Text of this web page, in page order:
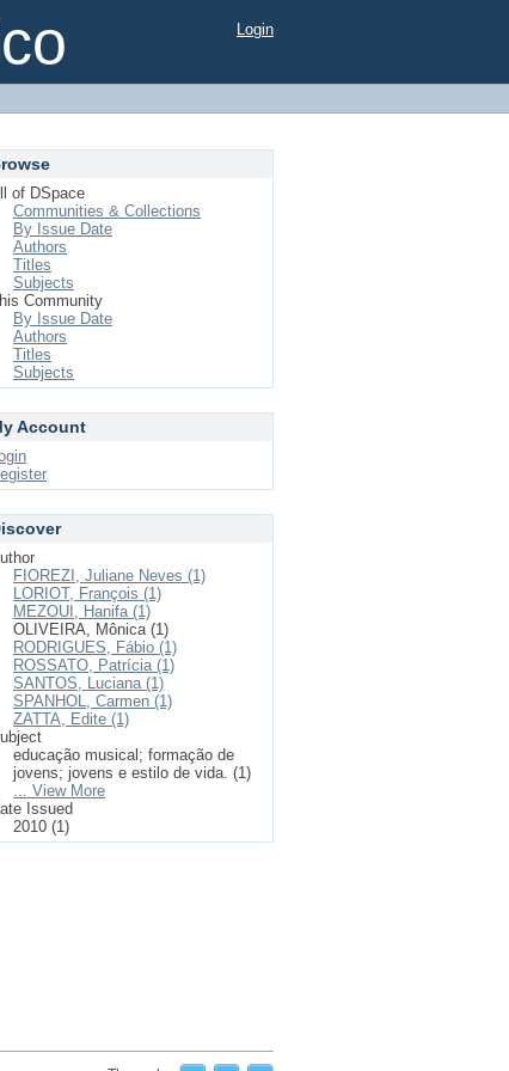
Login
of DSpace
Communities & Collections
By Issue Date
Authors
Titles
Subjects
Community
By Issue Date
Authors
Titles
Subjects
Account
FIOREZI, Juliane Neves (1)
LORIOT, François (1)
MEZOUI, Hanifa (1)
OLIVEIRA, Mônica (1)
RODRIGUES, Fábio (1)
ROSSATO, Patrícia (1)
SANTOS, Luciana (1)
SPANHOL, Carmen (1)
ZATTA, Edite (1)
educação musical; formação de
jovens; jovens e estilo de vida. (1)
... View More
Issued
2010 (1)